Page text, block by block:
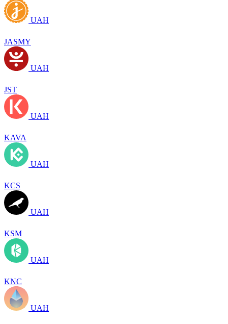
UAH
JASMY
UAH
JST
UAH
KAVA
UAH
KCS
UAH
KSM
UAH
KNC
UAH